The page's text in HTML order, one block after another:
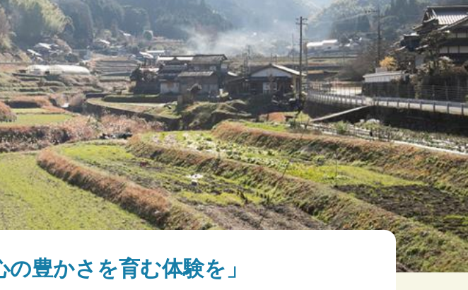
豊かさを育む体験を」